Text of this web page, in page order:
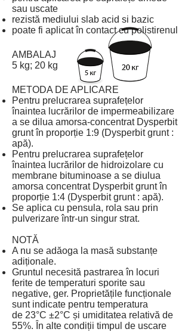
sau uscate
rezistă mediului slab acid si bazic
poate fi aplicat în contact cu polistirenul
AMBALAJ
5 kg; 20 kg
METODA DE APLICARE
Pentru prelucrarea suprafețelor
înaintea lucrărilor de impermeabilizare
a se dilua amorsa-concentrat Dysperbit
grunt în proporție 1:9 (Dysperbit grunt :
apă).
Pentru prelucrarea suprafețelor
înaintea lucrărilor de hidroizolare cu
membrane bituminoase a se diulua
amorsa concentrat Dysperbit grunt în
proporție 1:4 (Dysperbit grunt : apă).
Se aplica cu pensula, rola sau prin
pulverizare într-un singur strat.
NOTĂ
A nu se adăoga la masă substanțe
adiționale.
Gruntul necesită pastrarea în locuri
ferite de temperaturi sporite sau
negative, ger. Proprietățile funcționale
sunt indicate pentru temperatura
de 23°C ±2°C și umiditatea relativă de
55%. În alte condiții timpul de uscare